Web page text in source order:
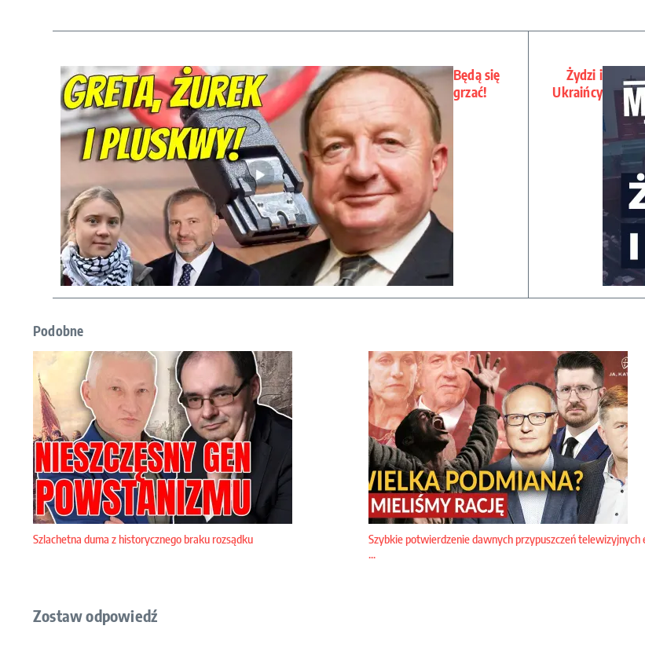
Będą się
grzać!
Żydzi i
Ukraińcy
Podobne
Szlachetna duma z historycznego braku rozsądku
Szybkie potwierdzenie dawnych przypuszczeń telewizyjnych
...
Zostaw odpowiedź